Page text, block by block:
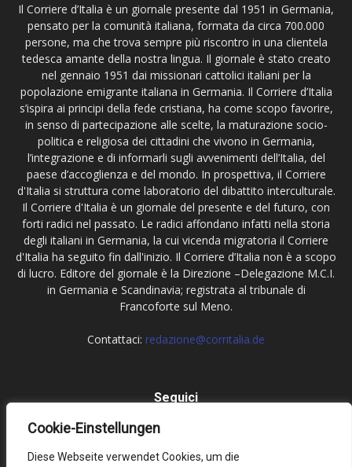
Cookie-Einstellungen
Diese Webseite verwendet Cookies, um die
Il Corriere d’Italia è un giornale presente dal 1951 in Germania,
pensato per la comunità italiana, formata da circa 700.000
persone, ma che trova sempre più riscontro in una clientela
tedesca amante della nostra lingua. Il giornale è stato creato
nel gennaio 1951 dai missionari cattolici italiani per la
popolazione emigrante italiana in Germania. Il Corriere d’Italia
s’ispira ai principi della fede cristiana, ha come scopo favorire,
in senso di partecipazione alle scelte, la maturazione socio-
politica e religiosa dei cittadini che vivono in Germania,
l’integrazione e di informarli sugli avvenimenti dell’Italia, del
paese d’accoglienza e del mondo. In prospettiva, il Corriere
d'Italia si struttura come laboratorio del dibattito interculturale.
Il Corriere d'Italia è un giornale del presente e del futuro, con
forti radici nel passato. Le radici affondano infatti nella storia
degli italiani in Germania, la cui vicenda migratoria il Corriere
d'Italia ha seguito fin dall'inizio. Il Corriere d’Italia non è a scopo
di lucro. Editore del giornale è la Direzione –Delegazione M.C.I.
in Germania e Scandinavia; registrata al tribunale di
Francoforte sul Meno.
Contattaci: redazione@corritalia.de
Seguici